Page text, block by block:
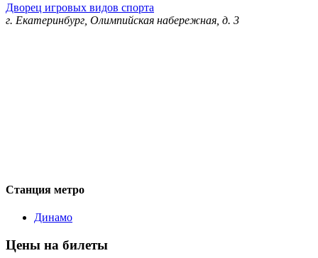
Дворец игровых видов спорта
г. Екатеринбург, Олимпийская набережная, д. 3
Станция метро
Динамо
Цены на билеты